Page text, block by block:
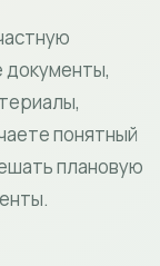
документы,
понятный
плановую